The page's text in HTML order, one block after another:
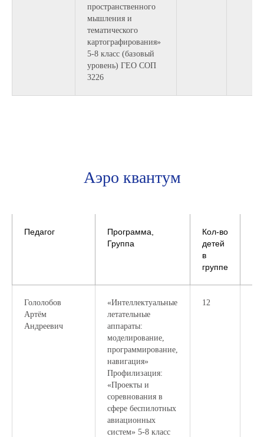
пространственного
мышления и
тематического
картографирования»
5-8 класс (базовый
уровень) ГЕО СОП
3226
Аэро квантум
Педагог
Программа,
Группа
Кол-во
детей
в
группе
Гололобов
Артём
Андреевич
«Интеллектуальные
летательные
аппараты:
моделирование,
программирование,
навигация»
Профилизация:
«Проекты и
соревнования в
сфере беспилотных
авиационных
систем» 5-8 класс
12